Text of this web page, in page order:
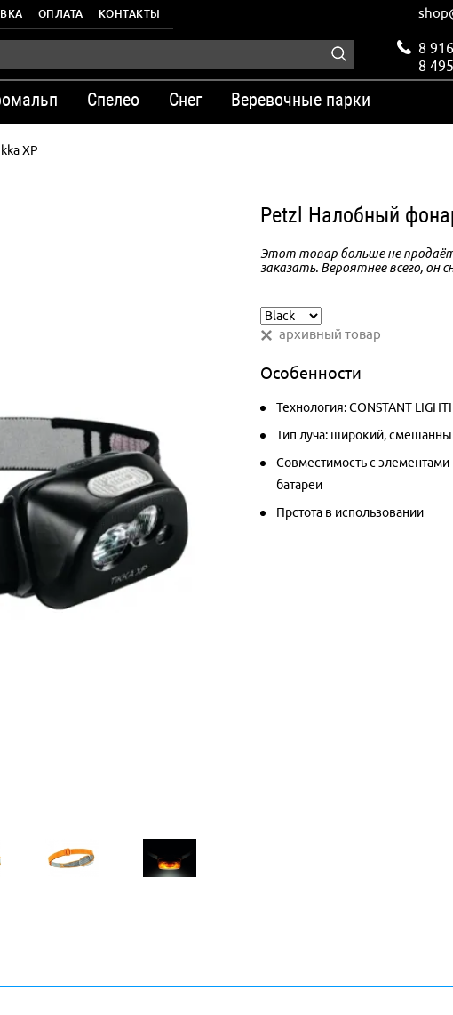
ОПЛАТА КОНТАКТЫ
8
8
Спелео Снег Веревочные парки
XP
Petzl Налобный
Этот товар больше не
заказать. Вероятнее всего, он
архивный товар
Особенности
Технология: CONSTANT
Тип луча: широкий,
Совместимость с
батареи
Прстота в использовании